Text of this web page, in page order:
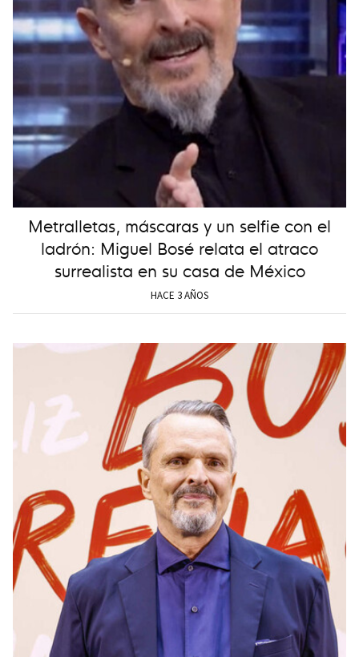
Metralletas, máscaras y un selfie con el
ladrón: Miguel Bosé relata el atraco
surrealista en su casa de México
HACE 3 AÑOS